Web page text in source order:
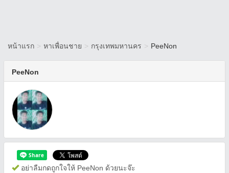
หน้าแรก > หาเพื่อนชาย > กรุงเทพมหานคร > PeeNon
PeeNon
อย่าลืมกดถูกใจให้ PeeNon ด้วยนะจ๊ะ